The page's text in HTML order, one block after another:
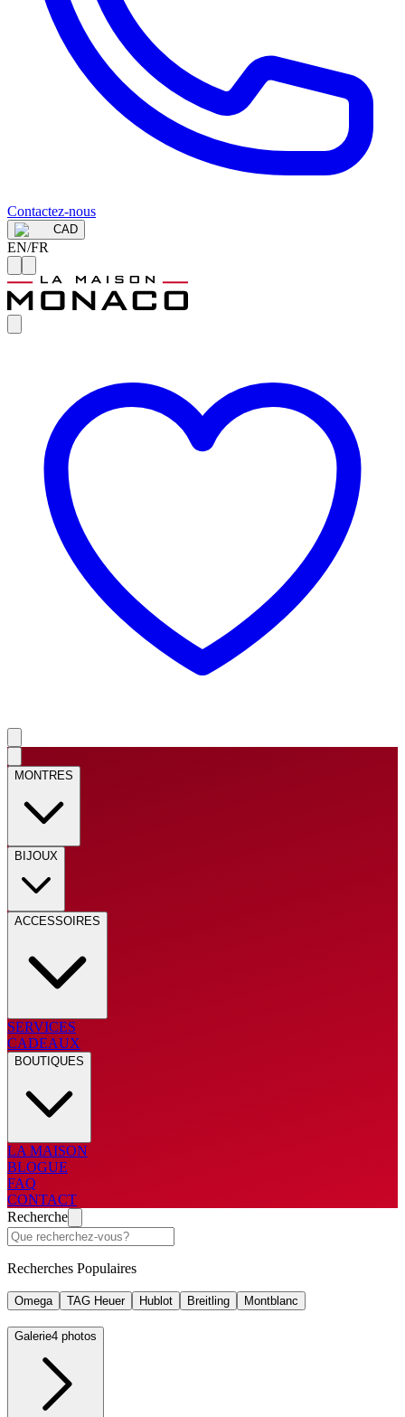
Contactez-nous
CAD
EN/FR
MONTRES
BIJOUX
ACCESSOIRES
SERVICES
CADEAUX
BOUTIQUES
LA MAISON
BLOGUE
FAQ
CONTACT
Recherche
Recherches Populaires
Omega TAG Heuer Hublot Breitling Montblanc
Galerie4 photos